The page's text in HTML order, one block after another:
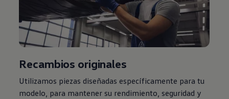
Recambios originales
Utilizamos piezas diseñadas específicamente para tu
modelo, para mantener su rendimiento, seguridad y